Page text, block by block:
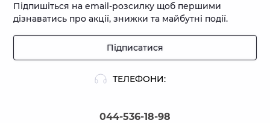
ТЕЛЕФОНИ:
044-536-18-98
Підпишіться на email-розсилку щоб першими
дізнаватись про акції, знижки та майбутні події.
Підписатися